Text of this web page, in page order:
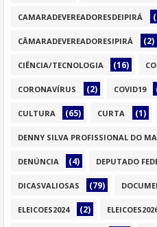
CAMARADEVEREADORESDEIPIRÁ
CÂMARADEVEREADORESIPIRÁ (2)
CIÊNCIA/TECNOLOGIA (16)
CORONAVÍRUS (2) COVID19
CULTURA (65) CURTA (1)
DENNY SILVA PROFISSIONAL DO
DENÚNCIA (4) DEPUTADO
DICASVALIOSAS (79)
ELEICOES2024 (2)